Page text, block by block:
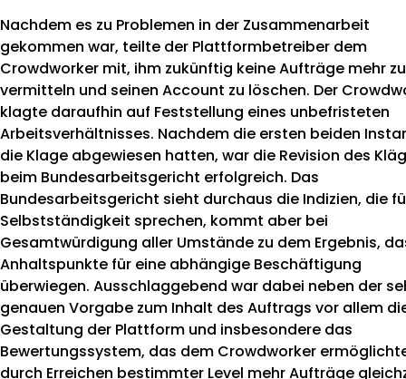
Nachdem es zu Problemen in der Zusammenarbeit
gekommen war, teilte der Plattformbetreiber dem
Crowdworker mit, ihm zukünftig keine Aufträge mehr zu
vermitteln und seinen Account zu löschen. Der
klagte daraufhin auf Feststellung eines unbefristeten
Arbeitsverhältnisses. Nachdem die ersten beiden
die Klage abgewiesen hatten, war die Revision des
beim Bundesarbeitsgericht erfolgreich. Das
Bundesarbeitsgericht sieht durchaus die Indizien, die
Selbstständigkeit sprechen, kommt aber bei
Gesamtwürdigung aller Umstände zu dem Ergebnis,
Anhaltspunkte für eine abhängige Beschäftigung
überwiegen. Ausschlaggebend war dabei neben der
genauen Vorgabe zum Inhalt des Auftrags vor allem
Gestaltung der Plattform und insbesondere das
Bewertungssystem, das dem Crowdworker
durch Erreichen bestimmter Level mehr Aufträge